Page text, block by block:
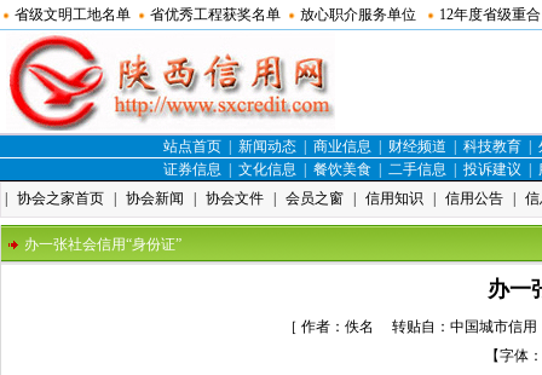
省级文明工地名单 省优秀工程获奖名单 放心职介服务单位 12年度省级重
站点首页 新闻动态 商业信息 财经频道 科技教育
证券信息
文化信息 餐饮美食 二手信息 投诉建议
协会之家首页 协会新闻 协会文件 会员之窗 信用知识 信用公告
办一张社会信用“身份证”
办一
［ 作者：佚名 转贴自：中国城市信
【字体